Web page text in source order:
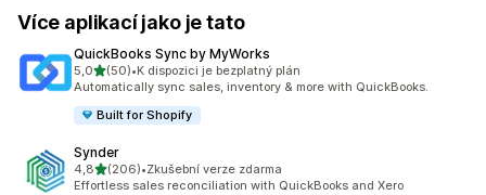
Více aplikací jako je tato
QuickBooks Sync by MyWorks
5,0z 5 hvězd
(50)
Celkový počet recenzí: 50
•K dispozici je bezplatný plán
Automatically sync sales, inventory & more with QuickBooks.
Built for Shopify
Synder
4,8z 5 hvězd
(206)
Celkový počet recenzí: 206
•Zkušební verze zdarma
Effortless sales reconciliation with QuickBooks and Xero